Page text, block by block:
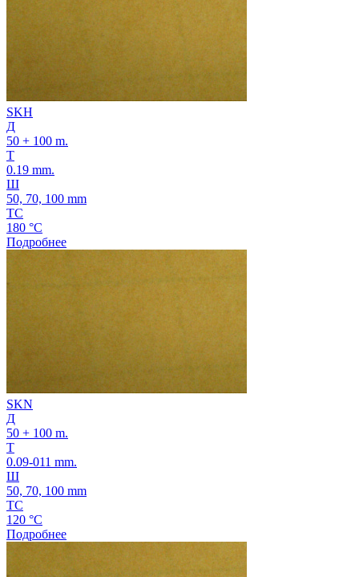
SKH
Д
50 + 100 m.
Т
0.19 mm.
Ш
50, 70, 100 mm
ТС
180 °C
Подробнее
SKN
Д
50 + 100 m.
Т
0.09-011 mm.
Ш
50, 70, 100 mm
ТС
120 °C
Подробнее